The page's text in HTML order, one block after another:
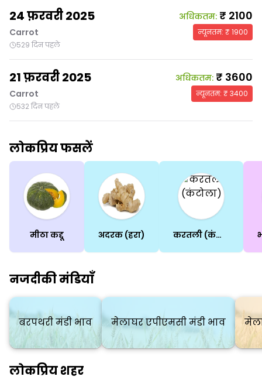
24 फ़रवरी 2025
Carrot
529 दिन पहले
अधिकतम: ₹ 2100
न्यूनतम: ₹1900
21 फ़रवरी 2025
Carrot
532 दिन पहले
अधिकतम: ₹ 3600
न्यूनतम: ₹3400
लोकप्रिय फसलें
मीठा कद्दू अदरक (हरा) करतली (कंटोला)
नजदीकी मंडियाँ
बरपथरी मंडी भाव मेलाघर एपीएमसी मंडी भाव
लोकप्रिय शहर